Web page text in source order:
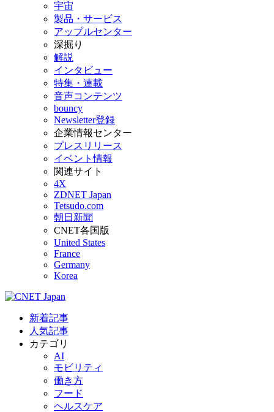
宇宙
製品・サービス
アップルセンター
深掘り
解説
インタビュー
特集・連載
音声コンテンツ
bouncy
Newsletter登録
企業情報センター
プレスリリース
イベント情報
関連サイト
4X
ZDNET Japan
Tetsudo.com
朝日新聞
CNET各国版
United States
France
Germany
Korea
新着記事
人気記事
カテゴリ
AI
モビリティ
働き方
フード
ヘルスケア